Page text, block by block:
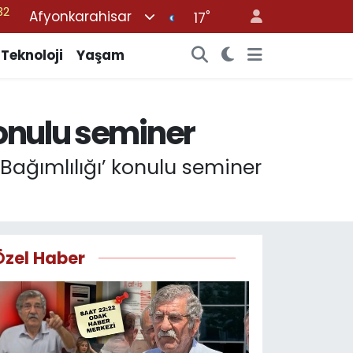
Afyonkarahisar 17°
Teknoloji Yaşam
seminer
konulu seminer
Haber